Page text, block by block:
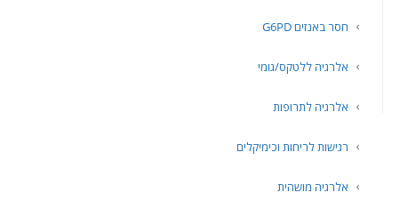
חסר באנזים G6PD
אלרגיה ללטקס/גומי
אלרגיה לתרופות
רגישות לריחות וכימיקלים
אלרגיה מושהית